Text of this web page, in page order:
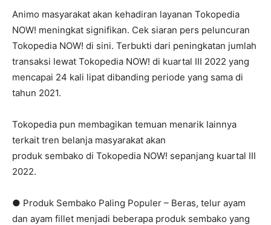
Animo masyarakat akan kehadiran layanan Tokopedia
NOW! meningkat signifikan. Cek siaran pers peluncuran
Tokopedia NOW! di sini. Terbukti dari peningkatan jumlah
transaksi lewat Tokopedia NOW! di kuartal III 2022 yang
mencapai 24 kali lipat dibanding periode yang sama di
tahun 2021.
Tokopedia pun membagikan temuan menarik lainnya
terkait tren belanja masyarakat akan
produk sembako di Tokopedia NOW! sepanjang kuartal III
2022.
● Produk Sembako Paling Populer – Beras, telur ayam
dan ayam fillet menjadi beberapa produk sembako yang